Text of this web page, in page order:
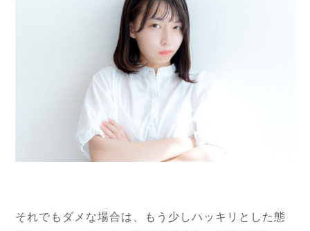
それでもダメな場合は、もう少しハッキリとした態